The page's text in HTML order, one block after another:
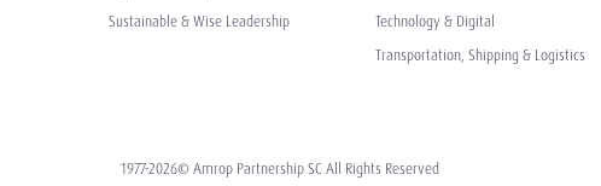
Sustainable & Wise Leadership
Technology & Digital
Transportation, Shipping & Logistics
1977-2026© Amrop Partnership SC All Rights Reserved